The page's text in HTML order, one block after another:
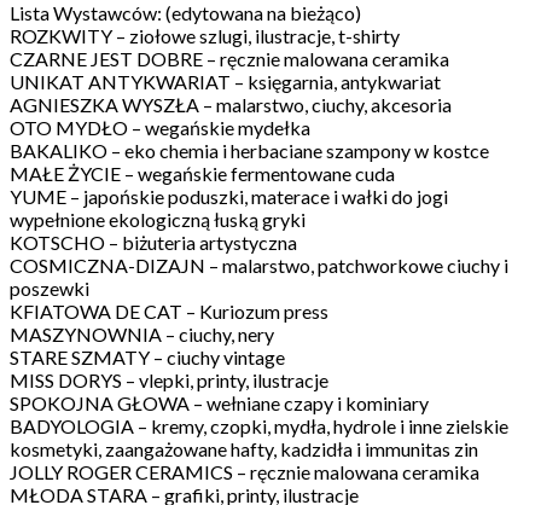
Lista Wystawców: (edytowana na bieżąco)
ROZKWITY – ziołowe szlugi, ilustracje, t-shirty
CZARNE JEST DOBRE – ręcznie malowana ceramika
UNIKAT ANTYKWARIAT – księgarnia, antykwariat
AGNIESZKA WYSZŁA – malarstwo, ciuchy, akcesoria
OTO MYDŁO – wegańskie mydełka
BAKALIKO – eko chemia i herbaciane szampony w kostce
MAŁE ŻYCIE – wegańskie fermentowane cuda
YUME – japońskie poduszki, materace i wałki do jogi
wypełnione ekologiczną łuską gryki
KOTSCHO – biżuteria artystyczna
COSMICZNA-DIZAJN – malarstwo, patchworkowe ciuchy i
poszewki
KFIATOWA DE CAT – Kuriozum press
MASZYNOWNIA – ciuchy, nery
STARE SZMATY – ciuchy vintage
MISS DORYS – vlepki, printy, ilustracje
SPOKOJNA GŁOWA – wełniane czapy i kominiary
BADYOLOGIA – kremy, czopki, mydła, hydrole i inne zielskie
kosmetyki, zaangażowane hafty, kadzidła i immunitas zin
JOLLY ROGER CERAMICS – ręcznie malowana ceramika
MŁODA STARA – grafiki, printy, ilustracje